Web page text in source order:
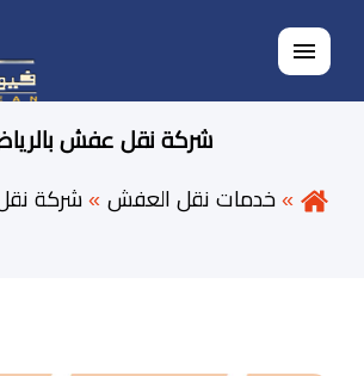
القائمة
شركة نقل عفش
خدمات نقل العفش شركة